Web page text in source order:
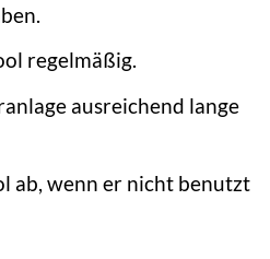
regelmäßig.
ausreichend lange
ab, wenn er nicht benutzt